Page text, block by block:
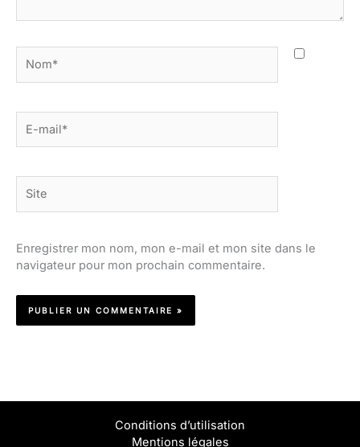
mail*
Enregistrer mon nom, mon e-mail et mon site dans le
navigateur pour mon prochain commentaire.
Conditions d’utilisation
Mentions légales